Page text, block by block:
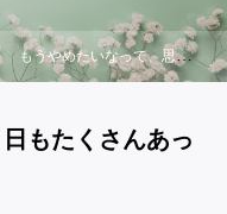
もうやめたいなって、思う日もたくさんあった
もたくさんあっ